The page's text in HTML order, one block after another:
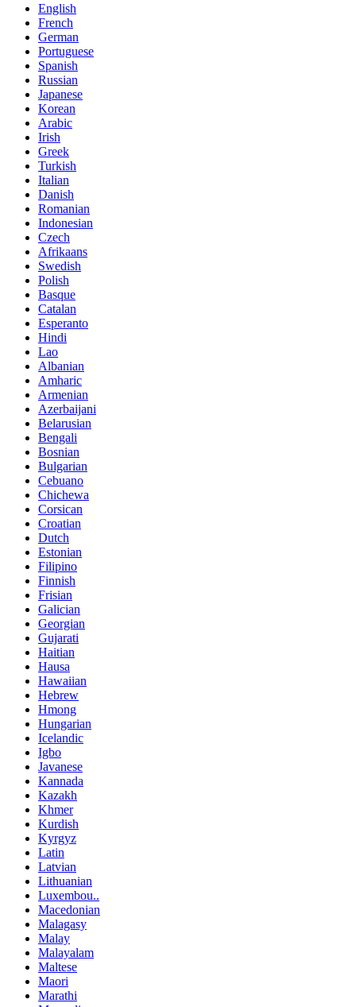
English
French
German
Portuguese
Spanish
Russian
Japanese
Korean
Arabic
Irish
Greek
Turkish
Italian
Danish
Romanian
Indonesian
Czech
Afrikaans
Swedish
Polish
Basque
Catalan
Esperanto
Hindi
Lao
Albanian
Amharic
Armenian
Azerbaijani
Belarusian
Bengali
Bosnian
Bulgarian
Cebuano
Chichewa
Corsican
Croatian
Dutch
Estonian
Filipino
Finnish
Frisian
Galician
Georgian
Gujarati
Haitian
Hausa
Hawaiian
Hebrew
Hmong
Hungarian
Icelandic
Igbo
Javanese
Kannada
Kazakh
Khmer
Kurdish
Kyrgyz
Latin
Latvian
Lithuanian
Luxembou..
Macedonian
Malagasy
Malay
Malayalam
Maltese
Maori
Marathi